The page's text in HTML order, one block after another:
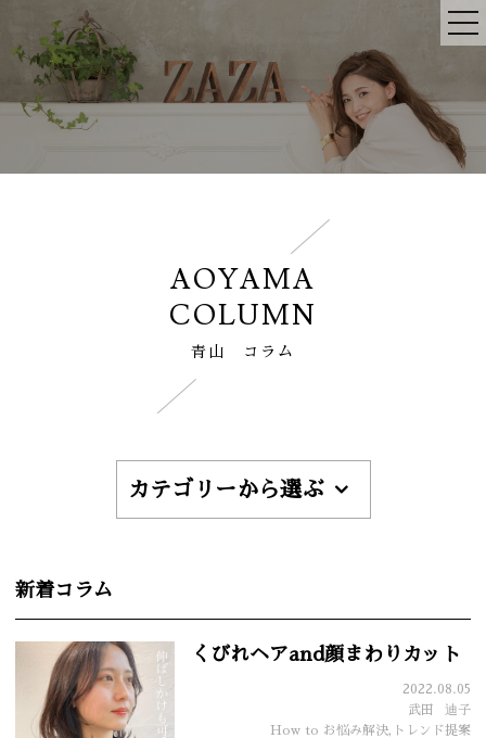
AOYAMA
COLUMN
青山 コラム
カテゴリーから選ぶ
新着コラム
くびれヘアand顔まわりカット
2022.08.05
武田
迪子
How to お悩み解決,トレンド提案